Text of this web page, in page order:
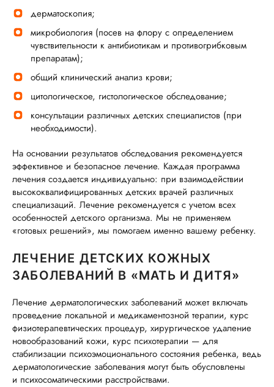
дерматоскопия;
микробиология (посев на флору с определением
чувствительности к антибиотикам и противогрибковым
препаратам);
общий клинический анализ крови;
цитологическое, гистологическое обследование;
консультации различных детских специалистов (при
необходимости).
На основании результатов обследования рекомендуется
эффективное и безопасное лечение. Каждая программа
лечения создается индивидуально: при взаимодействии
высококвалифицированных детских врачей различных
специализаций. Лечение рекомендуется с учетом всех
особенностей детского организма. Мы не применяем
«готовых решений», мы помогаем именно вашему ребенку.
ЛЕЧЕНИЕ ДЕТСКИХ КОЖНЫХ
ЗАБОЛЕВАНИЙ В «МАТЬ И ДИТЯ»
Лечение дерматологических заболеваний может включать
проведение локальной и медикаментозной терапии, курс
физиотерапевтических процедур, хирургическое удаление
новообразований кожи, курс психотерапии — для
стабилизации психоэмоционального состояния ребенка, ведь
дерматологические заболевания могут быть обусловлены
и психосоматическими расстройствами.